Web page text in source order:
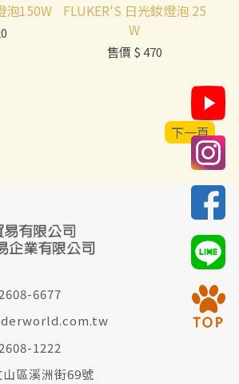
泡150W
FLUKER'S 日光釹燈泡 25
W
售價 $ 470
下一頁
6677
1222
區溪洲街69號